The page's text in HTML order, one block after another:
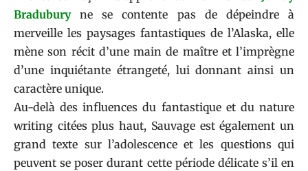
Braduburyne se contente pas de dépeindre à
merveille les paysages fantastiques de l’Alaska, elle
mène son récit d’une main de maître et l’imprègne
d’une inquiétante étrangeté, lui donnant ainsi un
caractère unique.
Au-delà des influences du fantastique et du nature
writing citées plus haut, Sauvage est également un
grand texte sur l’adolescence et les questions qui
peuvent se poser durant cette période délicate s’il en